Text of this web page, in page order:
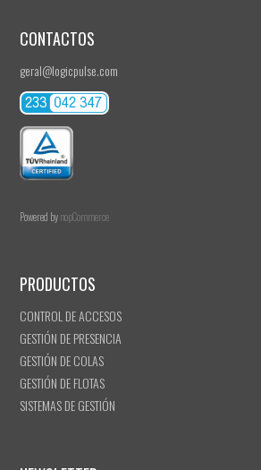
CONTACTOS
geral@logicpulse.com
Powered bynopCommerce
PRODUCTOS
CONTROL DE ACCESOS
GESTIÓN DE PRESENCIA
GESTIÓN DE COLAS
GESTIÓN DE FLOTAS
SISTEMAS DE GESTIÓN